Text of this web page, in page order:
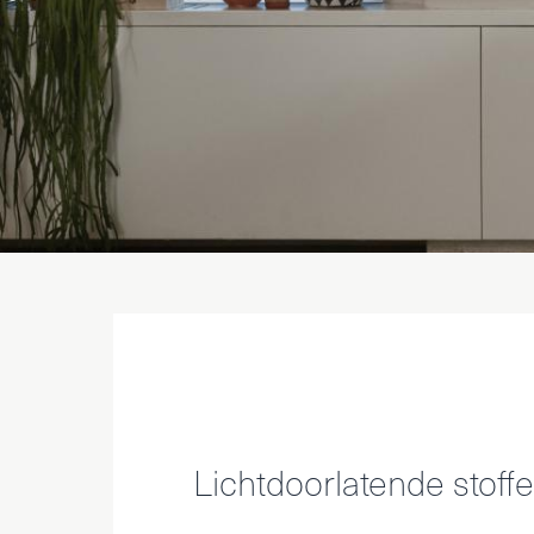
Lichtdoorlatende